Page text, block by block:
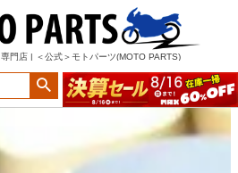
専門店 | ＜公式＞モトパーツ(MOTO PARTS)